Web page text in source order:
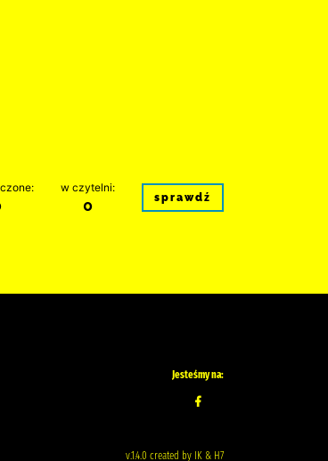
w czytelni:
0 sprawdź
Jesteśmy na:
v.1.4.0 created by IK & H7